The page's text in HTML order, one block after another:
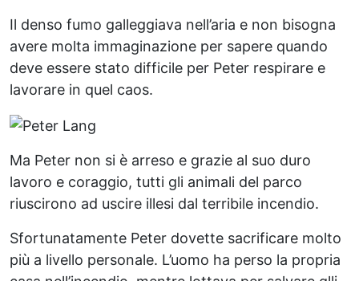
Il denso fumo galleggiava nell’aria e non bisogna
avere molta immaginazione per sapere quando
deve essere stato difficile per Peter respirare e
lavorare in quel caos.
Ma Peter non si è arreso e grazie al suo duro
lavoro e coraggio, tutti gli animali del parco
riuscirono ad uscire illesi dal terribile incendio.
Sfortunatamente Peter dovette sacrificare molto
più a livello personale. L’uomo ha perso la propria